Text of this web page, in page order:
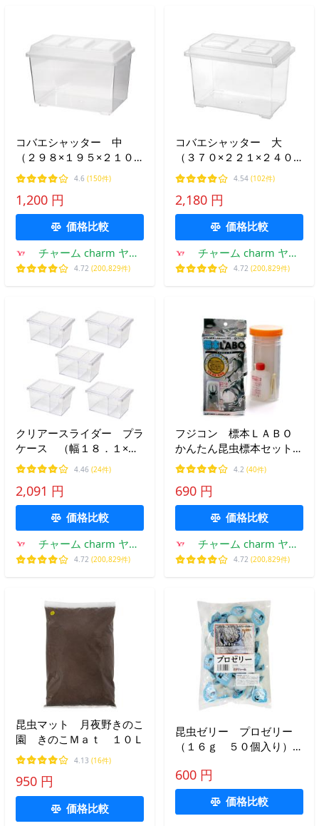
コバエシャッター 中
（２９８×１９５×２１０
ｍｍ） プラケース 虫か
ご 飼育容器 昆虫 カブ
トムシ クワガタ
4.6 (150件)
1,200 円
価格比較
チャーム charm ヤフ
ー店
4.72 (200,829件)
コバエシャッター 大
（３７０×２２１×２４０
ｍｍ） プラケース 虫か
ご 飼育容器 昆虫 カブ
トムシ クワガタ
4.54 (102件)
2,180 円
価格比較
チャーム charm ヤフ
ー店
4.72 (200,829件)
クリアースライダー プラ
ケース （幅１８．１×奥
行き１２．４×高さ１０．
０ｃｍ）×５
4.46 (24件)
2,091 円
価格比較
チャーム charm ヤフ
ー店
4.72 (200,829件)
フジコン 標本ＬＡＢＯ
かんたん昆虫標本セット
（１〜２匹用） 昆虫 標
本用品 標本セット
4.2 (40件)
690 円
価格比較
チャーム charm ヤフ
ー店
4.72 (200,829件)
昆虫マット 月夜野きのこ
園 きのこＭａｔ １０Ｌ
4.13 (16件)
950 円
価格比較
昆虫ゼリー プロゼリー
（１６ｇ ５０個入り）カ
タンパク！硬め仕上げ！ブ
リードに最適！ お一人様
７点限り
600 円
価格比較